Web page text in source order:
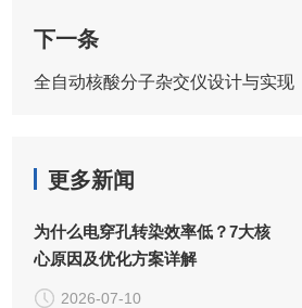
下一条
全自动核酸分子杂交仪设计与实现
更多新闻
为什么电穿孔转染效率低？7大核
心原因及优化方案详解
2026-07-10